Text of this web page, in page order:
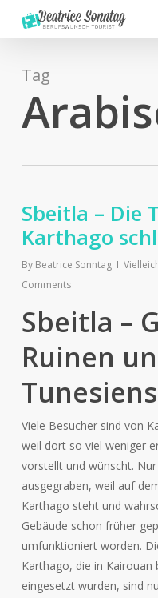
content
Tag
Sbeitla – Die
Karthago
By Beatrice Sonntag
Comments
Sbeitla –
Ruinen
Viele Besucher sind von
weil dort so viel weniger
vorstellt und wünscht.
ausgegraben, weil auf
Karthago steht und
Gebäude schon früher
umfunktioniert worden.
Karthago, die in
eingesetzt wurden, sind